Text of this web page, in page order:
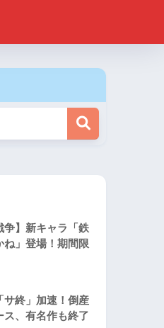
争】新キャラ「鉄
ね」登場！期間限
サ終」加速！倒産
ス、有名作も終了